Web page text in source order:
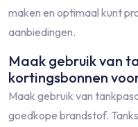
maken en optimaal kunt
aanbiedingen.
Maak gebruik van
kortingsbonnen
Maak gebruik van
goedkope brandstof.